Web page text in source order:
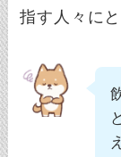
指す人々に